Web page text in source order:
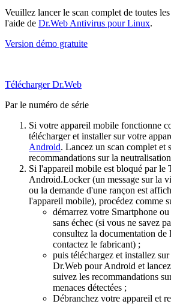
Veuillez lancer le scan complet de toutes
l'aide de Dr.Web Antivirus pour Linux.
Version démo gratuite
Télécharger Dr.Web
Par le numéro de série
Si votre appareil mobile fonctionne
télécharger et installer sur votre
Android. Lancez un scan complet et
recommandations sur la
Si l'appareil mobile est bloqué par le
Android.Locker (un message sur la
ou la demande d'une rançon est
l'appareil mobile), procédez comme
démarrez votre Smartphone
sans échec (si vous ne savez
consultez la documentation de
contactez le fabricant) ;
puis téléchargez et installez
Dr.Web pour Android et
suivez les recommandations
menaces détectées ;
Débranchez votre appareil et